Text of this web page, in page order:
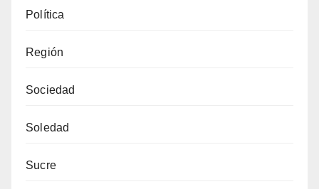
Política
Región
Sociedad
Soledad
Sucre